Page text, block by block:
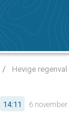
/ Hevige
14:11 6